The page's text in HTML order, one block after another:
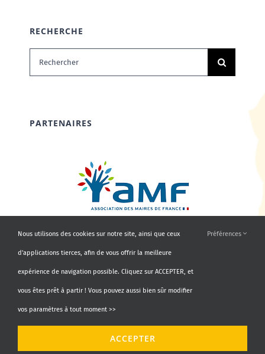
RECHERCHE
Rechercher:
PARTENAIRES
© Copyright 2010 - 2026 | AMF66 | Tous droits réservés |
Nous utilisons des cookies sur notre site, ainsi que ceux
d'applications tierces, afin de vous offrir la meilleure
expérience de navigation possible. Cliquez sur ACCEPTER, et
vous êtes prêt à partir ! Vous pouvez aussi bien sûr modifier
vos paramètres à tout moment >>
Préférences
ACCEPTER